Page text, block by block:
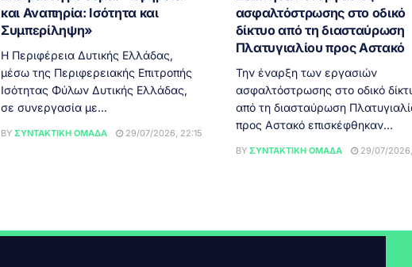
και Αναπηρία: Ισότητα και
Συμπερίληψη»
Η Περιφέρεια Δυτικής Ελλάδας,
μέσω της Περιφερειακής Επιτροπής
Ισότητας Φύλων Δυτικής Ελλάδας,
σε συνεργασία με...
BY ΣΥΝΤΑΚΤΙΚΉ ΟΜΆΔΑ 29/07/2026, 22:15
ασφαλτόστρωσης στο οδικό
δίκτυο από τη διασταύρωση
Πλατυγιαλίου προς Αστακό
Την έναρξη των εργασιών
ασφαλτόστρωσης στο οδικό
από τη διασταύρωση
προς Αστακό επισκέφθηκαν...
BY ΣΥΝΤΑΚΤΙΚΉ ΟΜΆΔΑ 29/07/2026,